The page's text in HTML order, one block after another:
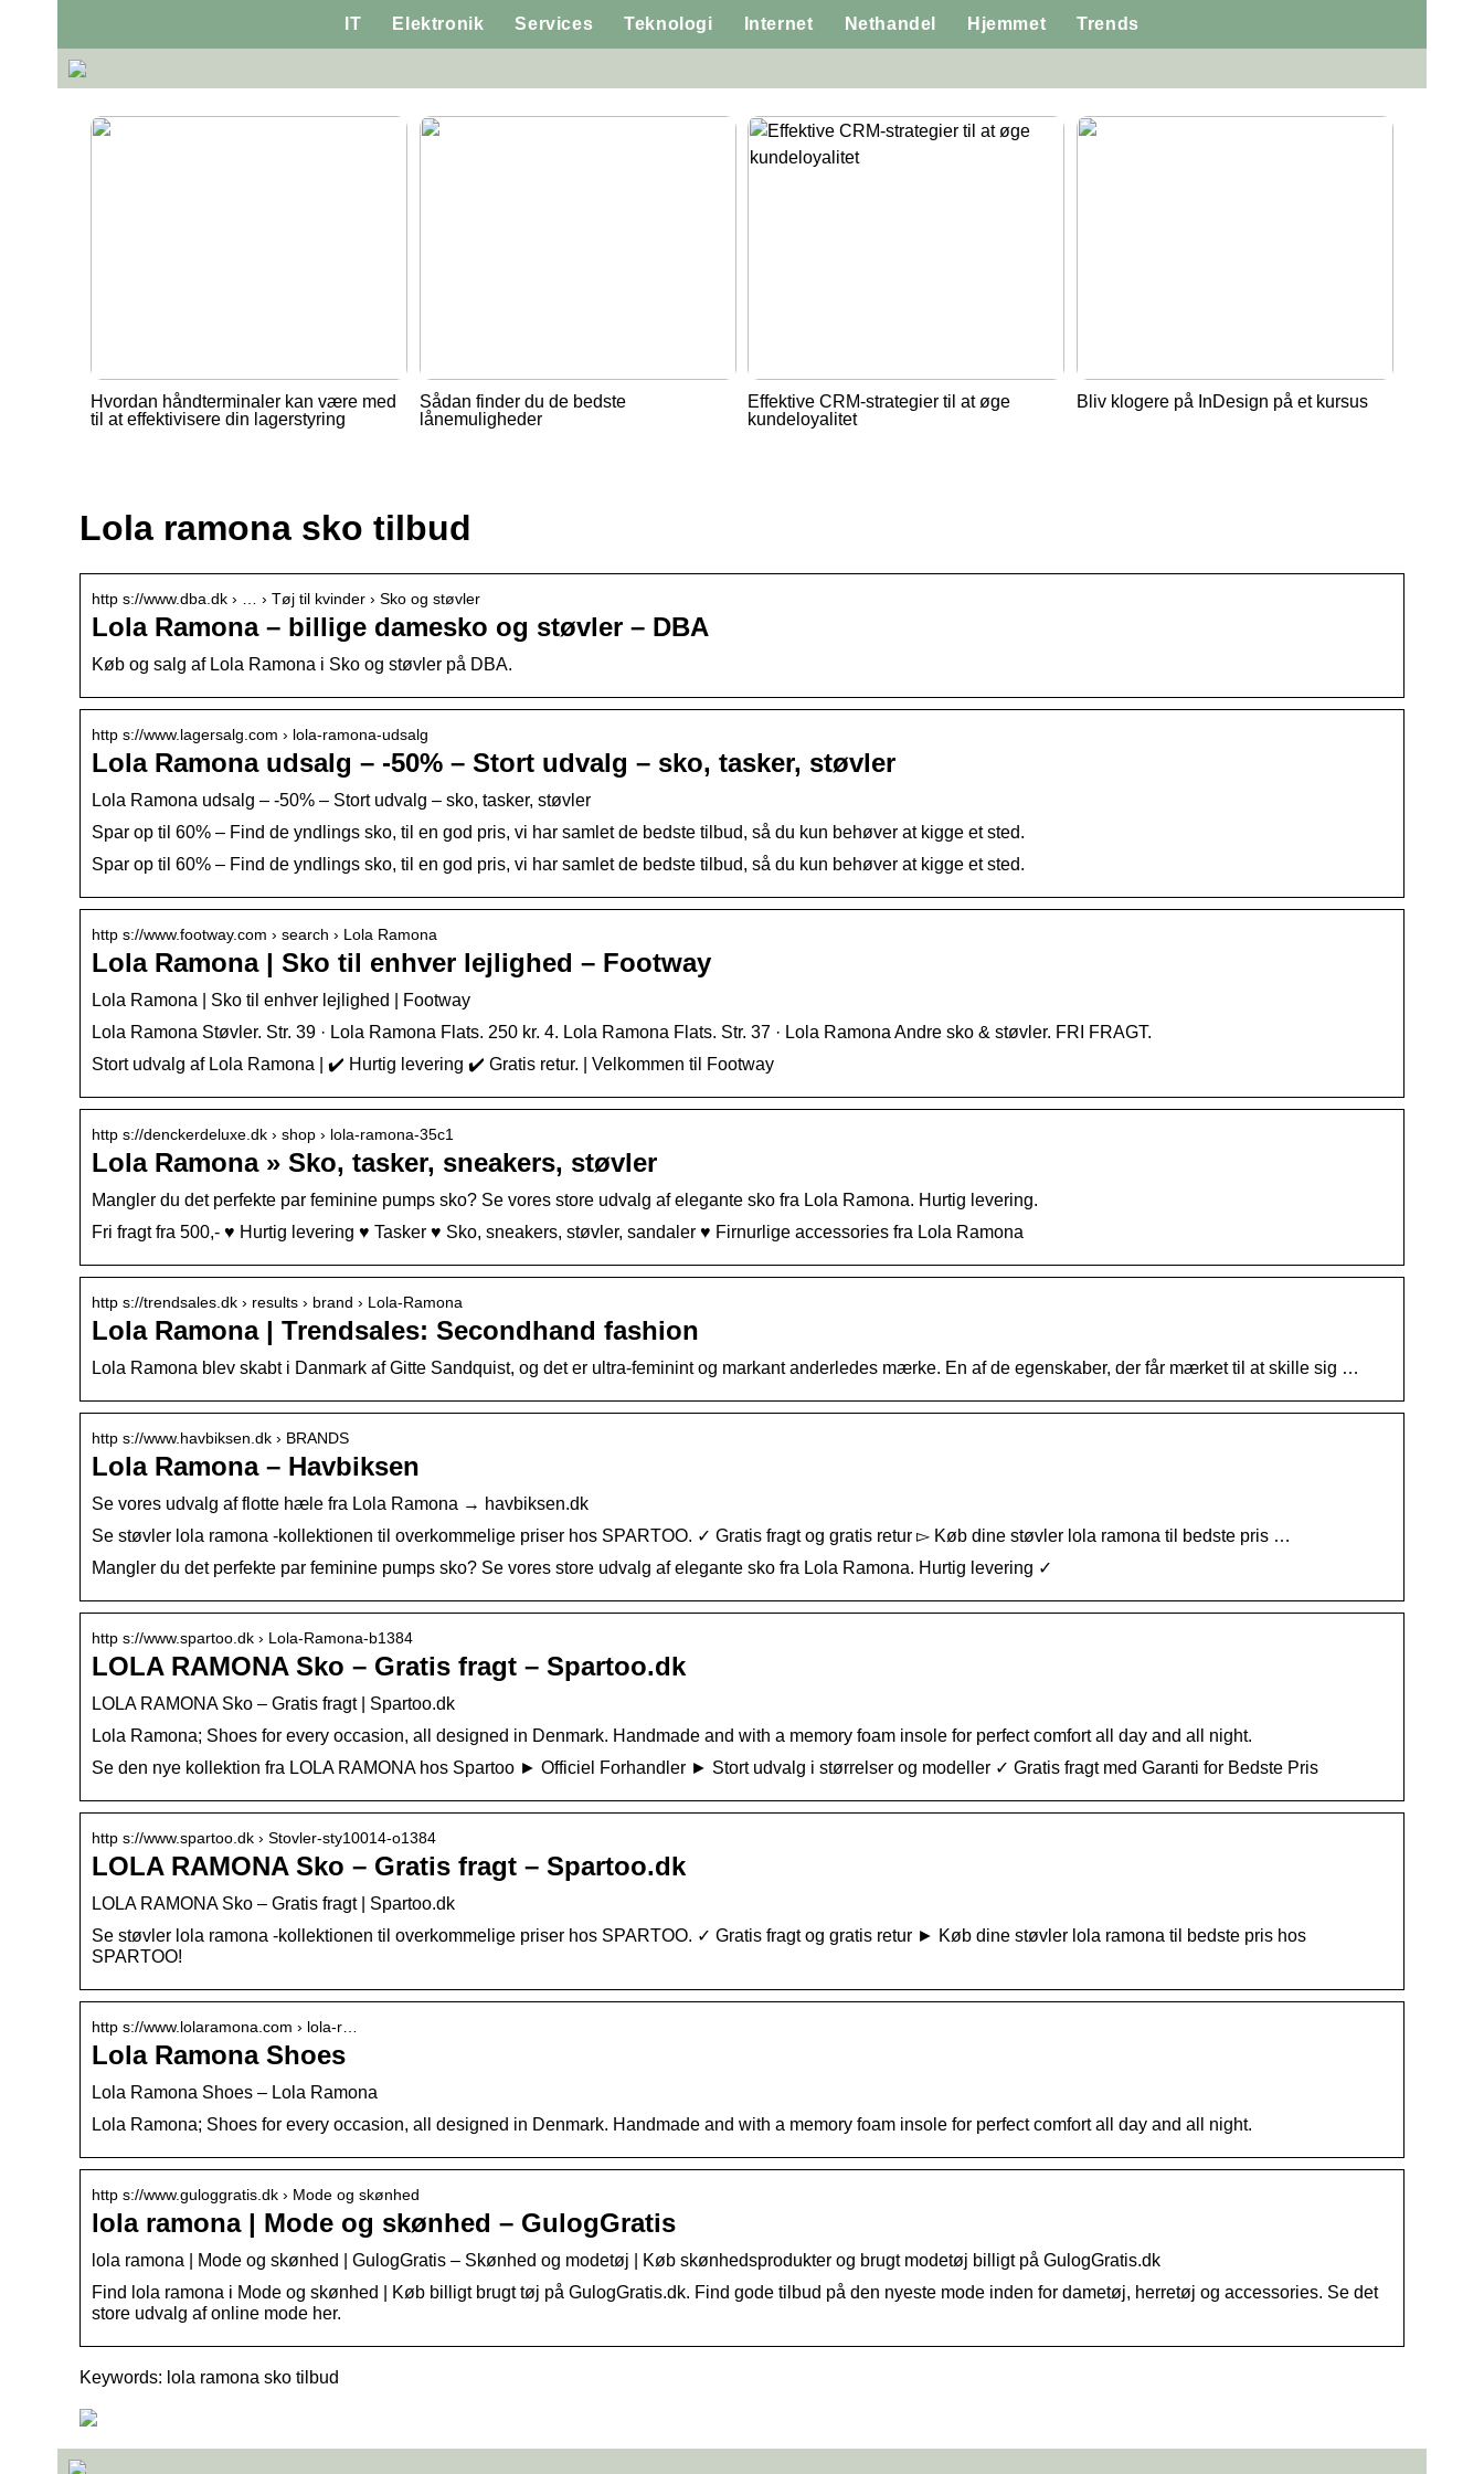
IT Elektronik Services Teknologi Internet Nethandel Hjemmet Trends
Hvordan håndterminaler kan være med
til at effektivisere din lagerstyring
Sådan finder du de bedste
lånemuligheder
Effektive CRM-strategier til at øge
kundeloyalitet
Bliv klogere på InDesign på et kursus
Lola ramona sko tilbud
http s://www.dba.dk › … › Tøj til kvinder › Sko og støvler
Lola Ramona – billige damesko og støvler – DBA
Køb og salg af Lola Ramona i Sko og støvler på DBA.
http s://www.lagersalg.com › lola-ramona-udsalg
Lola Ramona udsalg – -50% – Stort udvalg – sko, tasker, støvler
Lola Ramona udsalg – -50% – Stort udvalg – sko, tasker, støvler
Spar op til 60% – Find de yndlings sko, til en god pris, vi har samlet de bedste tilbud, så du kun behøver at kigge et sted.
Spar op til 60% – Find de yndlings sko, til en god pris, vi har samlet de bedste tilbud, så du kun behøver at kigge et sted.
http s://www.footway.com › search › Lola Ramona
Lola Ramona | Sko til enhver lejlighed – Footway
Lola Ramona | Sko til enhver lejlighed | Footway
Lola Ramona Støvler. Str. 39 · Lola Ramona Flats. 250 kr. 4. Lola Ramona Flats. Str. 37 · Lola Ramona Andre sko & støvler. FRI FRAGT.
Stort udvalg af Lola Ramona | ✔️ Hurtig levering ✔️ Gratis retur. | Velkommen til Footway
http s://denckerdeluxe.dk › shop › lola-ramona-35c1
Lola Ramona » Sko, tasker, sneakers, støvler
Mangler du det perfekte par feminine pumps sko? Se vores store udvalg af elegante sko fra Lola Ramona. Hurtig levering.
Fri fragt fra 500,- ♥ Hurtig levering ♥ Tasker ♥ Sko, sneakers, støvler, sandaler ♥ Firnurlige accessories fra Lola Ramona
http s://trendsales.dk › results › brand › Lola-Ramona
Lola Ramona | Trendsales: Secondhand fashion
Lola Ramona blev skabt i Danmark af Gitte Sandquist, og det er ultra-feminint og markant anderledes mærke. En af de egenskaber, der får mærket til at skille sig …
http s://www.havbiksen.dk › BRANDS
Lola Ramona – Havbiksen
Se vores udvalg af flotte hæle fra Lola Ramona → havbiksen.dk
Se støvler lola ramona -kollektionen til overkommelige priser hos SPARTOO. ✓ Gratis fragt og gratis retur ▻ Køb dine støvler lola ramona til bedste pris …
Mangler du det perfekte par feminine pumps sko? Se vores store udvalg af elegante sko fra Lola Ramona. Hurtig levering ✓
http s://www.spartoo.dk › Lola-Ramona-b1384
LOLA RAMONA Sko – Gratis fragt – Spartoo.dk
LOLA RAMONA Sko – Gratis fragt | Spartoo.dk
Lola Ramona; Shoes for every occasion, all designed in Denmark. Handmade and with a memory foam insole for perfect comfort all day and all night.
Se den nye kollektion fra LOLA RAMONA hos Spartoo ► Officiel Forhandler ► Stort udvalg i størrelser og modeller ✓ Gratis fragt med Garanti for Bedste Pris
http s://www.spartoo.dk › Stovler-sty10014-o1384
LOLA RAMONA Sko – Gratis fragt – Spartoo.dk
LOLA RAMONA Sko – Gratis fragt | Spartoo.dk
Se støvler lola ramona -kollektionen til overkommelige priser hos SPARTOO. ✓ Gratis fragt og gratis retur ► Køb dine støvler lola ramona til bedste pris hos
SPARTOO!
http s://www.lolaramona.com › lola-r…
Lola Ramona Shoes
Lola Ramona Shoes – Lola Ramona
Lola Ramona; Shoes for every occasion, all designed in Denmark. Handmade and with a memory foam insole for perfect comfort all day and all night.
http s://www.guloggratis.dk › Mode og skønhed
lola ramona | Mode og skønhed – GulogGratis
lola ramona | Mode og skønhed | GulogGratis – Skønhed og modetøj | Køb skønhedsprodukter og brugt modetøj billigt på GulogGratis.dk
Find lola ramona i Mode og skønhed | Køb billigt brugt tøj på GulogGratis.dk. Find gode tilbud på den nyeste mode inden for dametøj, herretøj og accessories. Se det
store udvalg af online mode her.
Keywords: lola ramona sko tilbud